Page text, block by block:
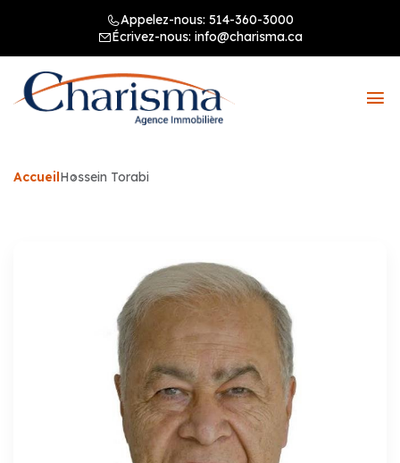
Appelez-nous: 514-360-3000
Écrivez-nous: info@charisma.ca
AccueilHossein Torabi